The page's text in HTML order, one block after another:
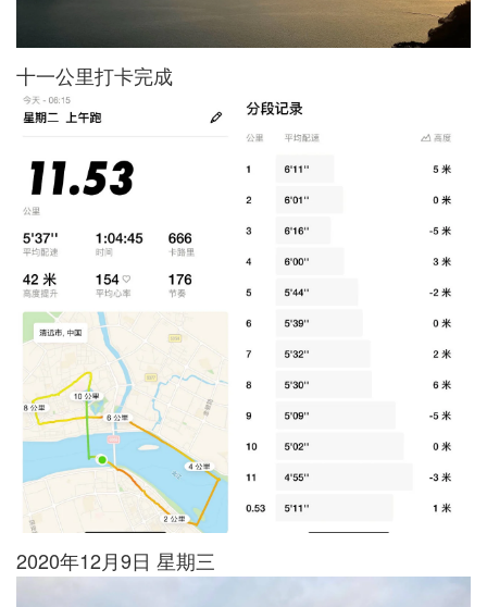
十一公里打卡完成
2020年12月9日 星期三